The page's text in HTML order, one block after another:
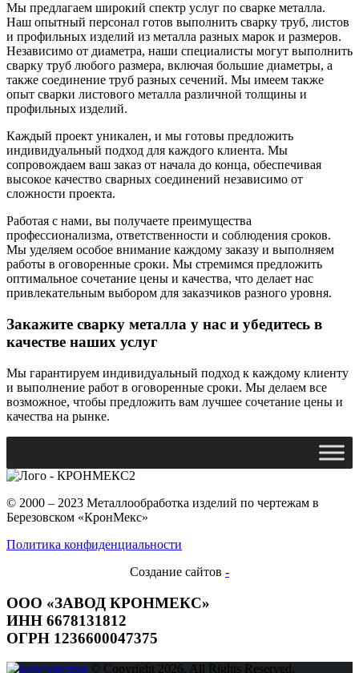
Мы предлагаем широкий спектр услуг по сварке металла.
Наш опытный персонал готов выполнить сварку труб, листов
и профильных изделий из металла разных марок и размеров.
Независимо от диаметра, наши специалисты могут выполнить
сварку труб любого размера, включая большие диаметры, а
также соединение труб разных сечений. Мы имеем также
опыт сварки листового металла различной толщины и
профильных изделий.
Каждый проект уникален, и мы готовы предложить
индивидуальный подход для каждого клиента. Мы
сопровождаем ваш заказ от начала до конца, обеспечивая
высокое качество сварных соединений независимо от
сложности проекта.
Работая с нами, вы получаете преимущества
профессионализма, ответственности и соблюдения сроков.
Мы уделяем особое внимание каждому заказу и выполняем
работы в оговоренные сроки. Мы стремимся предложить
оптимальное сочетание цены и качества, что делает нас
привлекательным выбором для заказчиков разного уровня.
Закажите сварку металла у нас и убедитесь в
качестве наших услуг
Мы гарантируем индивидуальный подход к каждому клиенту
и выполнение работ в оговоренные сроки. Мы делаем все
возможное, чтобы предложить вам лучшее сочетание цены и
качества на рынке.
© 2000 – 2023 Металлообработка изделий по чертежам в
Березовском «КронМекс»
Политика конфиденциальности
Создание сайтов -
ООО «ЗАВОД КРОНМЕКС»
ИНН 6678131812
ОГРН 1236600047375
© Copyright 2026. All Rights Reserved.